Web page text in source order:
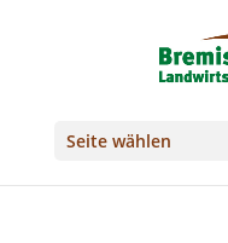
Seite wählen